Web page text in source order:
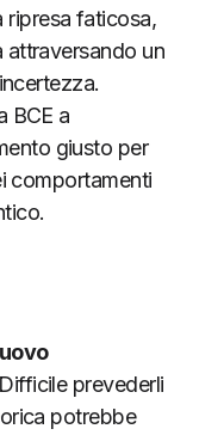
ripresa faticosa,
attraversando un
BCE a
giusto per
comportamenti
prevederli
potrebbe